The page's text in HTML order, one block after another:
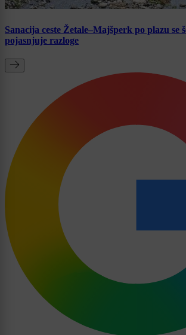
Sanacija ceste Žetale–Majšperk po plazu se
pojasnjuje razloge